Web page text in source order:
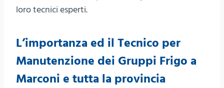
loro tecnici esperti.
L’importanza ed il Tecnico per
Manutenzione dei Gruppi Frigo a
Marconi e tutta la provincia